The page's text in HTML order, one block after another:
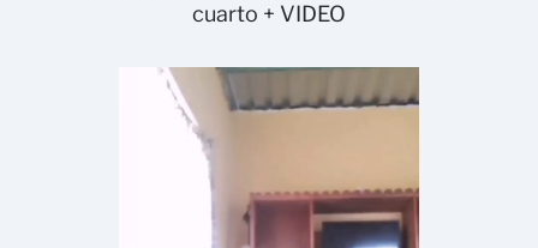
cuarto + VIDEO